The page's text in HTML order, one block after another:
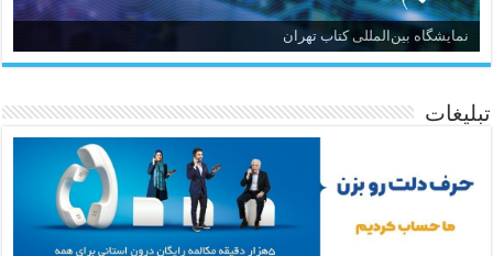
نمایشگاه بین‌المللی کتاب تهران
تبلیغات